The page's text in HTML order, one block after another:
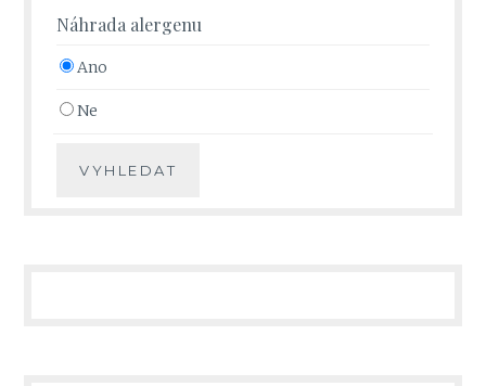
Náhrada alergenu
Ano
Ne